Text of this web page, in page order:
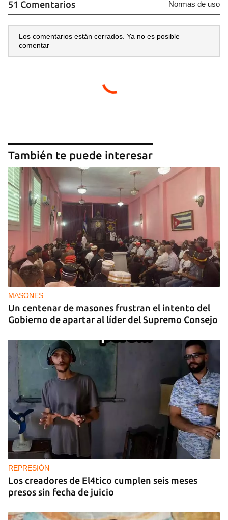
INICIAR SESIÓN CANCELAR
51 Comentarios Normas de uso
Los comentarios están cerrados. Ya no es posible
comentar
También te puede interesar
MASONES
Un centenar de masones frustran el intento del
Gobierno de apartar al líder del Supremo Consejo
REPRESIÓN
Los creadores de El4tico cumplen seis meses
presos sin fecha de juicio